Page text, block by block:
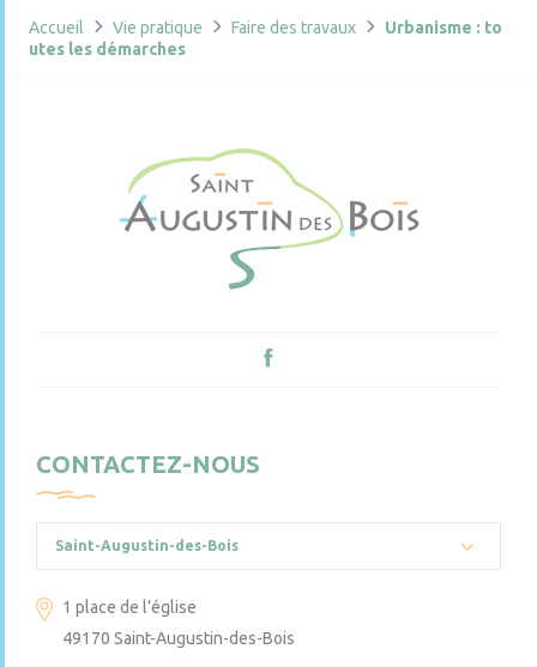
Accueil Vie pratique Faire des travaux
Urbanisme : to
utes les démarches
CONTACTEZ-NOUS
Saint-Augustin-des-Bois
1 place de l’église
49170 Saint-Augustin-des-Bois